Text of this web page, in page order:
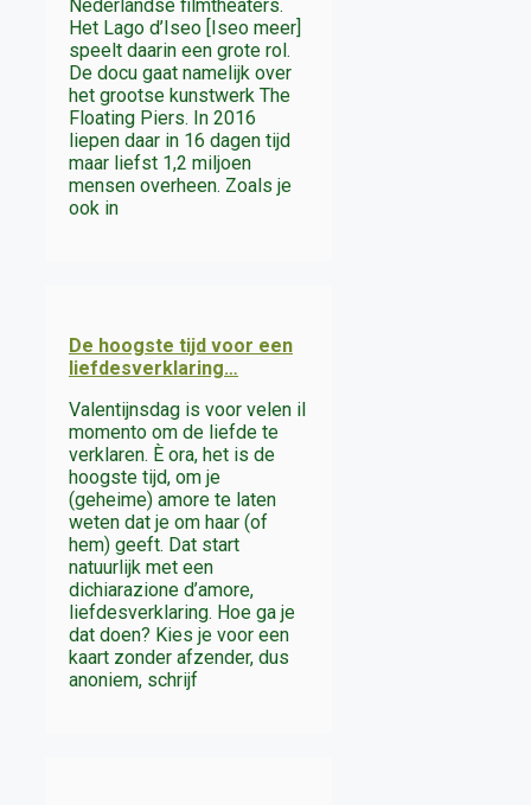
Nederlandse filmtheaters.
Het Lago d’Iseo [Iseo meer]
speelt daarin een grote rol.
De docu gaat namelijk over
het grootse kunstwerk The
Floating Piers. In 2016
liepen daar in 16 dagen tijd
maar liefst 1,2 miljoen
mensen overheen. Zoals je
ook in
De hoogste tijd voor een
liefdesverklaring…
Valentijnsdag is voor velen il
momento om de liefde te
verklaren. È ora, het is de
hoogste tijd, om je
(geheime) amore te laten
weten dat je om haar (of
hem) geeft. Dat start
natuurlijk met een
dichiarazione d’amore,
liefdesverklaring. Hoe ga je
dat doen? Kies je voor een
kaart zonder afzender, dus
anoniem, schrijf